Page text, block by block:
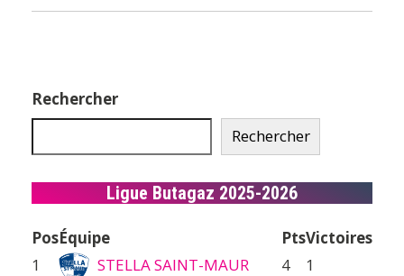
Rechercher
Rechercher
Ligue Butagaz 2025-2026
PosÉquipe PtsVictoires
1
STELLA SAINT-MAUR 4 1